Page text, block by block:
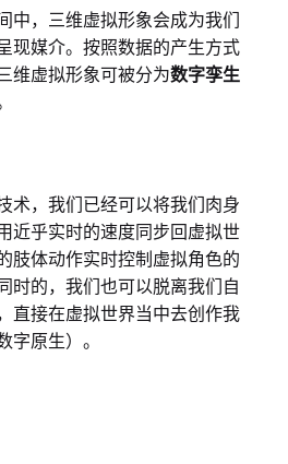
中，三维虚拟形象会成为我们
现媒介。按照数据的产生方式
维虚拟形象可被分为数字孪生
术，我们已经可以将我们肉身
近乎实时的速度同步回虚拟世
肢体动作实时控制虚拟角色的
时的，我们也可以脱离我们自
直接在虚拟世界当中去创作我
字原生）。